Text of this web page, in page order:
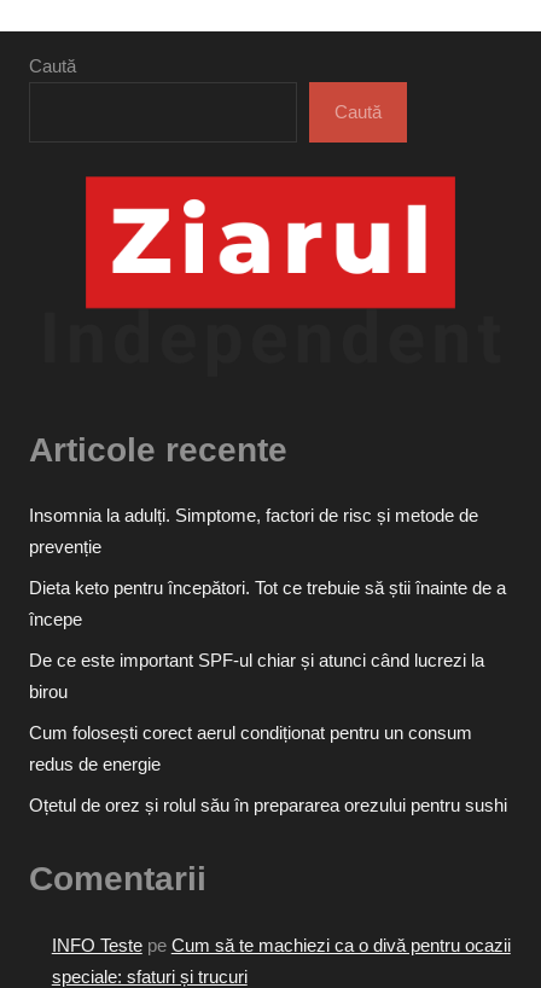
Caută
Caută
Articole recente
Insomnia la adulți. Simptome, factori de risc și metode de
prevenție
Dieta keto pentru începători. Tot ce trebuie să știi înainte de a
începe
De ce este important SPF-ul chiar și atunci când lucrezi la
birou
Cum folosești corect aerul condiționat pentru un consum
redus de energie
Oțetul de orez și rolul său în prepararea orezului pentru sushi
Comentarii
INFO Testepe Cum să te machiezi ca o divă pentru ocazii
speciale: sfaturi și trucuri